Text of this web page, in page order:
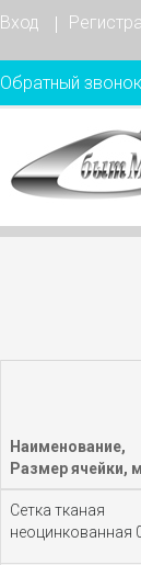
Вход
Обратный звонок
Наименование,
Размер ячейки,
Сетка тканая
неоцинкованная